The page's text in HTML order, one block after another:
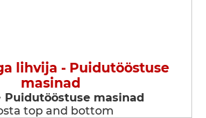
lihvija - Puidutööstuse
masinad
Puidutööstuse masinad
top and bottom